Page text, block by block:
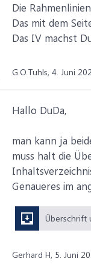
Die
Das mit dem
Das IV machst
G.O.Tuhls, 4. Juni
Hallo DuDa,
man kann ja
muss halt die
Genaueres im
Gerhard H, 5. Juni